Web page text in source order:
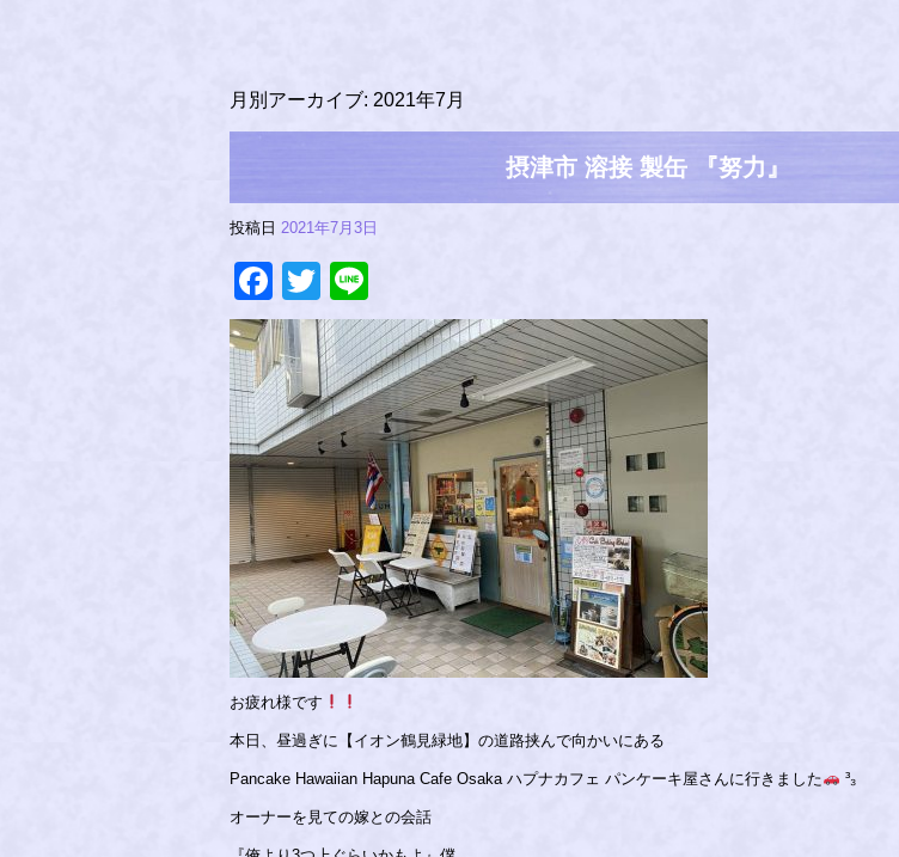
月別アーカイブ: 2021年7月
摂津市 溶接 製缶 『努力』
投稿日 2021年7月3日
Facebook
Twitter
お疲れ様です
本日、昼過ぎに【イオン鶴見緑地】の道路挟んで向かいにある
Pancake Hawaiian Hapuna Cafe Osaka ハプナカフェ パンケーキ屋さんに行きました ³₃
オーナーを見ての嫁との会話